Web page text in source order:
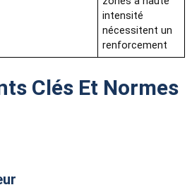
intensité
nécessitent un
renforcement
Clés Et Normes